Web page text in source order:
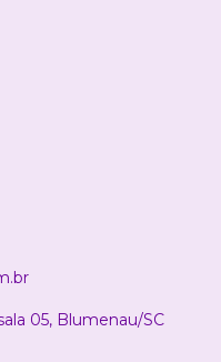
05, Blumenau/SC